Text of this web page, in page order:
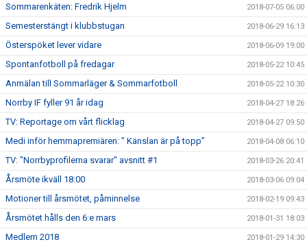
Sommarenkäten: Fredrik Hjelm 2018-07-05 06:00
Semesterstängt i klubbstugan 2018-06-29 16:13
Österspöket lever vidare 2018-06-09 19:00
Spontanfotboll på fredagar 2018-05-22 10:45
Anmälan till Sommarläger & Sommarfotboll 2018-05-22 10:30
Norrby IF fyller 91 år idag 2018-04-27 18:26
TV: Reportage om vårt flicklag 2018-04-27 09:50
Medi inför hemmapremiären: ” Känslan är på topp” 2018-04-08 06:10
TV: "Norrbyprofilerna svarar" avsnitt #1 2018-03-26 20:41
Årsmöte ikväll 18:00 2018-03-06 09:04
Motioner till årsmötet, påminnelse 2018-02-19 09:43
Årsmötet hålls den 6:e mars 2018-01-31 18:03
Medlem 2018 2018-01-29 14:30